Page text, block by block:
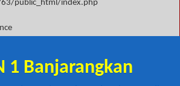
public_html/index.php
1 Banjarangkan